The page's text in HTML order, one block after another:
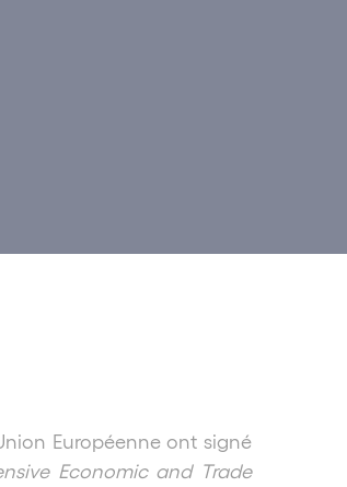
Européenne ont signé
Economic and Trade